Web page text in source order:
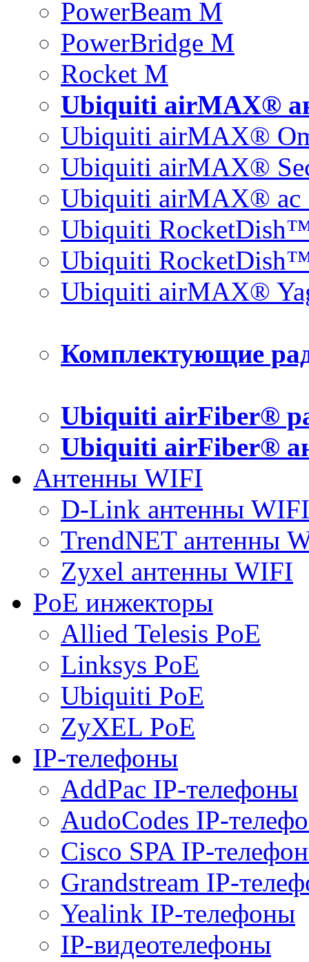
PowerBeam M
PowerBridge M
Rocket M
Ubiquiti airMAX®
Ubiquiti airMAX®
Ubiquiti airMAX®
Ubiquiti airMAX® ac
Ubiquiti
Ubiquiti
Ubiquiti airMAX®
Комплектующие
Ubiquiti airFiber®
Ubiquiti airFiber®
Антенны WIFI
D-Link антенны WIFI
TrendNET антенны
Zyxel антенны WIFI
PoE инжекторы
Allied Telesis PoE
Linksys PoE
Ubiquiti PoE
ZyXEL PoE
IP-телефоны
AddPac IP-телефоны
AudoCodes IP-
Cisco SPA IP-
Grandstream IP-
Yealink IP-телефоны
IP-видеотелефоны